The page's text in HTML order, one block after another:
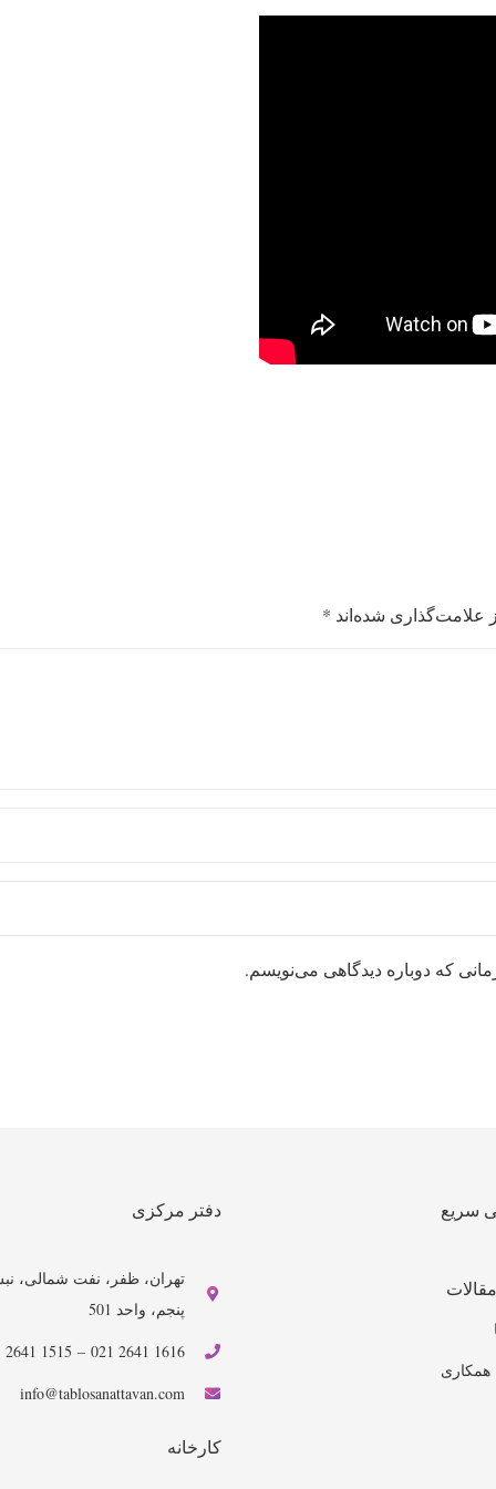
علامت‌گذاری شده‌اند *
که دوباره دیدگاهی می‌نویسم.
سریع دفتر مرکزی
پنجم، واحد 501
1616 2641 021
–
1515 2641 021
info@tablosanattavan.com
کارخانه